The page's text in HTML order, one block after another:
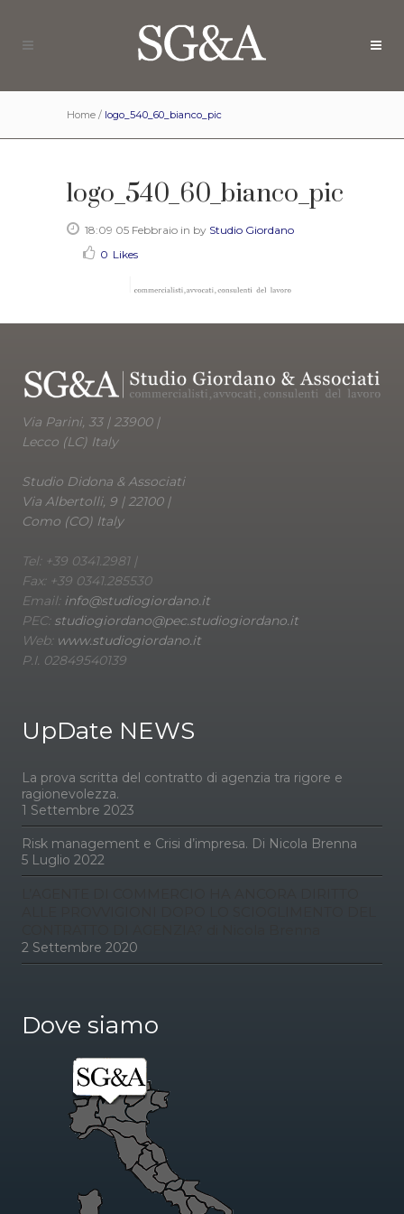
Home / logo_540_60_bianco_pic
logo_540_60_bianco_pic
18:09 05 Febbraio in by Studio Giordano
0 Likes
Via Parini, 33 | 23900 |
Lecco (LC) Italy
Studio Didona & Associati
Via Albertolli, 9 | 22100 |
Como (CO) Italy
Tel: +39 0341.2981 |
Fax: +39 0341.285530
Email: info@studiogiordano.it
PEC: studiogiordano@pec.studiogiordano.it
Web: www.studiogiordano.it
P.I. 02849540139
UpDate NEWS
La prova scritta del contratto di agenzia tra rigore e
ragionevolezza.
1 Settembre 2023
Risk management e Crisi d’impresa. Di Nicola Brenna
5 Luglio 2022
2 Settembre 2020
Dove siamo